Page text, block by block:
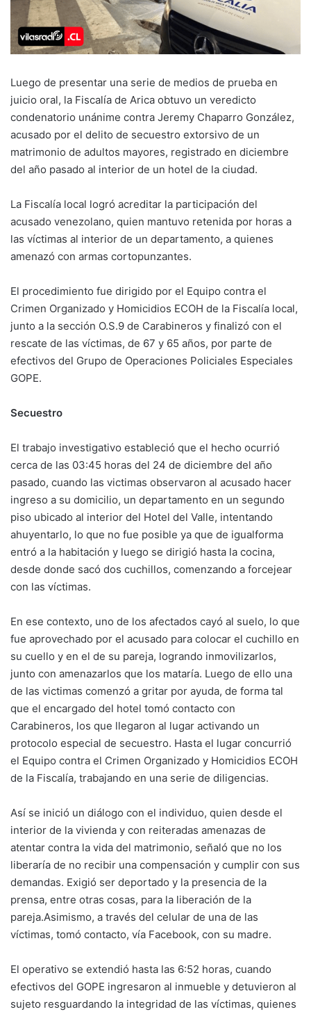
Luego de presentar una serie de medios de prueba en
juicio oral, la Fiscalía de Arica obtuvo un veredicto
condenatorio unánime contra Jeremy Chaparro González,
acusado por el delito de secuestro extorsivo de un
matrimonio de adultos mayores, registrado en diciembre
del año pasado al interior de un hotel de la ciudad.
La Fiscalía local logró acreditar la participación del
acusado venezolano, quien mantuvo retenida por horas a
las víctimas al interior de un departamento, a quienes
amenazó con armas cortopunzantes.
El procedimiento fue dirigido por el Equipo contra el
Crimen Organizado y Homicidios ECOH de la Fiscalía local,
junto a la sección O.S.9 de Carabineros y finalizó con el
rescate de las víctimas, de 67 y 65 años, por parte de
efectivos del Grupo de Operaciones Policiales Especiales
GOPE.
Secuestro
El trabajo investigativo estableció que el hecho ocurrió
cerca de las 03:45 horas del 24 de diciembre del año
pasado, cuando las victimas observaron al acusado hacer
ingreso a su domicilio, un departamento en un segundo
piso ubicado al interior del Hotel del Valle, intentando
ahuyentarlo, lo que no fue posible ya que de igualforma
entró a la habitación y luego se dirigió hasta la cocina,
desde donde sacó dos cuchillos, comenzando a forcejear
con las víctimas.
En ese contexto, uno de los afectados cayó al suelo, lo que
fue aprovechado por el acusado para colocar el cuchillo en
su cuello y en el de su pareja, logrando inmovilizarlos,
junto con amenazarlos que los mataría. Luego de ello una
de las victimas comenzó a gritar por ayuda, de forma tal
que el encargado del hotel tomó contacto con
Carabineros, los que llegaron al lugar activando un
protocolo especial de secuestro. Hasta el lugar concurrió
el Equipo contra el Crimen Organizado y Homicidios ECOH
de la Fiscalía, trabajando en una serie de diligencias.
Así se inició un diálogo con el individuo, quien desde el
interior de la vivienda y con reiteradas amenazas de
atentar contra la vida del matrimonio, señaló que no los
liberaría de no recibir una compensación y cumplir con sus
demandas. Exigió ser deportado y la presencia de la
prensa, entre otras cosas, para la liberación de la
pareja.Asimismo, a través del celular de una de las
víctimas, tomó contacto, vía Facebook, con su madre.
El operativo se extendió hasta las 6:52 horas, cuando
efectivos del GOPE ingresaron al inmueble y detuvieron al
sujeto resguardando la integridad de las víctimas, quienes